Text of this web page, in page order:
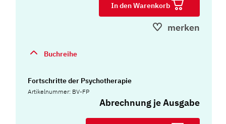
In den Warenkorb
merken
Buchreihe
Fortschritte der Psychotherapie
Artikelnummer: BV-FP
Abrechnung je Ausgabe